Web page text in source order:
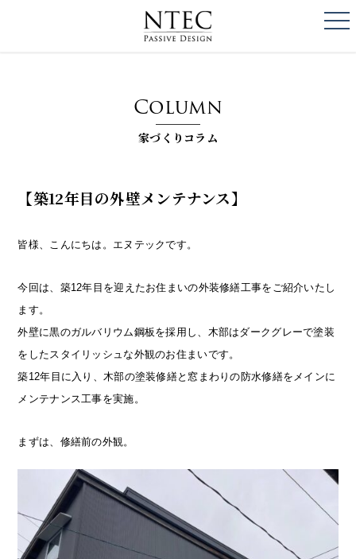
Column
家づくりコラム
【築12年目の外壁メンテナンス】
皆様、こんにちは。エヌテックです。
今回は、築12年目を迎えたお住まいの外装修繕工事をご紹介いたし
ます。
外壁に黒のガルバリウム鋼板を採用し、木部はダークグレーで塗装
をしたスタイリッシュな外観のお住まいです。
築12年目に入り、木部の塗装修繕と窓まわりの防水修繕をメインに
メンテナンス工事を実施。
まずは、修繕前の外観。